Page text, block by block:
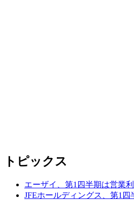
トピックス
エーザイ、第1四半期は営業
JFEホールディングス、第1